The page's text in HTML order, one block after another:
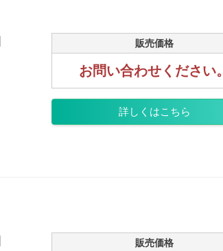
販売価格
お問い合わせください。
詳しくはこちら
販売価格